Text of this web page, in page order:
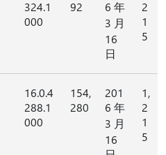
324.1
000
92
6 年
3 月
16
日
2
1
5
16.0.4
288.1
000
154,
280
201
6 年
3 月
16
1,
2
1
5